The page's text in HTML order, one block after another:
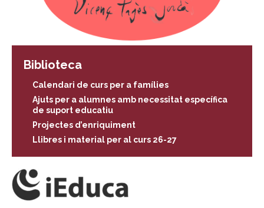
Biblioteca
Calendari de curs per a famílies
Ajuts per a alumnes amb necessitat específica
de suport educatiu
Projectes d’enriquiment
Llibres i material per al curs 26-27